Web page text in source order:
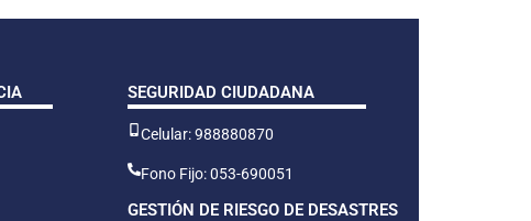
SEGURIDAD CIUDADANA
Celular: 988880870
Fono Fijo: 053-690051
GESTIÓN DE RIESGO DE DESASTRES